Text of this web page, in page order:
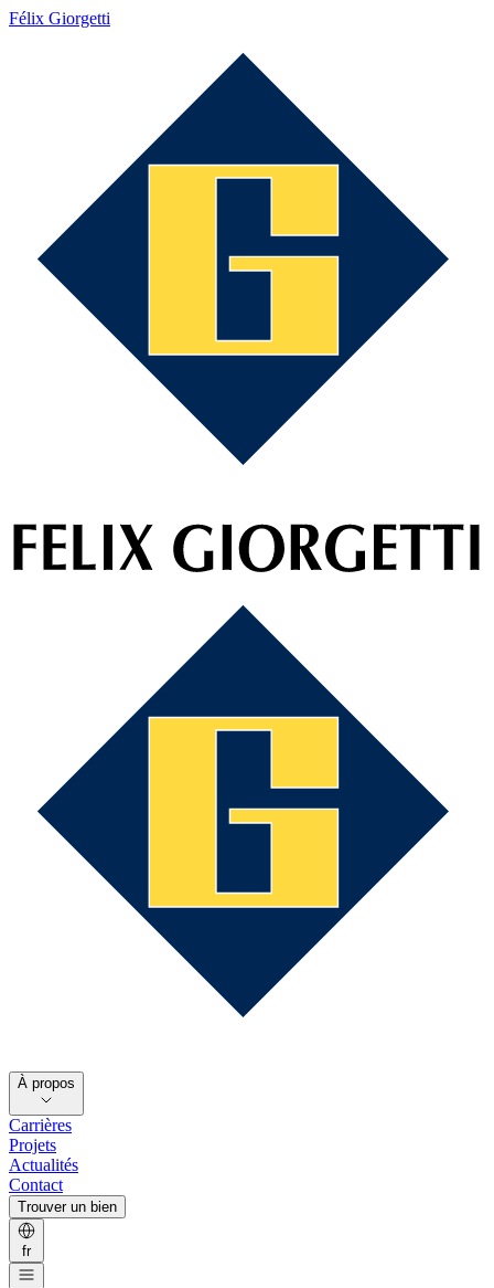
Félix Giorgetti
À propos
Carrières
Projets
Actualités
Contact
Trouver un bien
fr